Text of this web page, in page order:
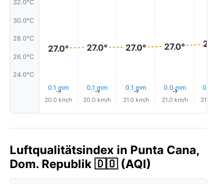
32.0°C
30.0°C
28.0°C
26.0°C
24.0°C
27.0°
0.1 mm
↑
20.0 km/h
27.0°
0.1 mm
↑
20.0 km/h
27.0°
0.1 mm
↑
21.0 km/h
27.0°
0.0 mm
↑
21.0 km/h
0.0
21.0
Luftqualitätsindex in Punta Cana,
Dom. Republik 🇩🇴 (AQI)